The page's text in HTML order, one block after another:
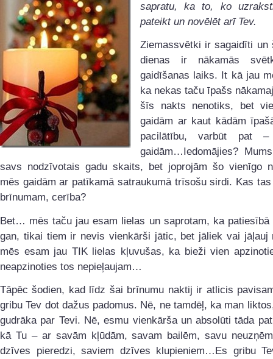
sapratu, ka to, ko
pateikt un novēlēt arī Tev.
Ziemassvētki ir sagaidīti un
dienas ir nākamās
gaidīšanas laiks. It kā jau
ka nekas taču īpašs
šīs nakts nenotiks, bet
gaidām ar kaut kādām
pacilātību, varbūt pat –
gaidām…Iedomājies?
savs nodzīvotais gadu skaits, bet joprojām šo vienīgo
mēs gaidām ar patīkamā satraukumā trīsošu sirdi. Kas
brīnumam, cerība?
Bet… mēs taču jau esam lielas un saprotam, ka patiesībā
gan, tikai tiem ir nevis vienkārši jātic, bet jāliek vai jāļauj
mēs esam jau TIK lielas kļuvušas, ka bieži vien
neapzinoties tos nepieļaujam…
Tāpēc šodien, kad līdz šai brīnumu naktij ir atlicis
gribu Tev dot dažus padomus. Nē, ne tamdēļ, ka man
gudrāka par Tevi. Nē, esmu vienkārša un absolūti tāda
kā Tu – ar savām kļūdām, savam bailēm, savu
dzīves pieredzi, saviem dzīves klupieniem…Es gribu